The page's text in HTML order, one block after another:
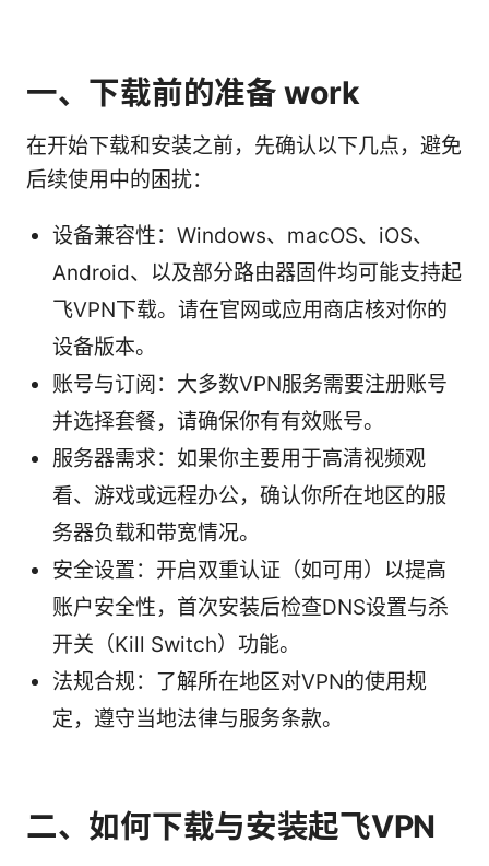
一、下载前的准备 work
在开始下载和安装之前，先确认以下几点，避免
后续使用中的困扰：
设备兼容性：Windows、macOS、iOS、
Android、以及部分路由器固件均可能支持起
飞VPN下载。请在官网或应用商店核对你的
设备版本。
账号与订阅：大多数VPN服务需要注册账号
并选择套餐，请确保你有有效账号。
服务器需求：如果你主要用于高清视频观
看、游戏或远程办公，确认你所在地区的服
务器负载和带宽情况。
安全设置：开启双重认证（如可用）以提高
账户安全性，首次安装后检查DNS设置与杀
开关（Kill Switch）功能。
法规合规：了解所在地区对VPN的使用规
定，遵守当地法律与服务条款。
二、如何下载与安装起飞VPN